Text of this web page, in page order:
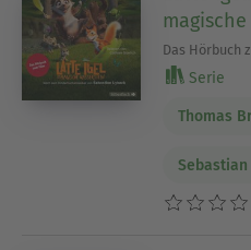
Das Hörbuch
Serie
Thomas
Sebastian